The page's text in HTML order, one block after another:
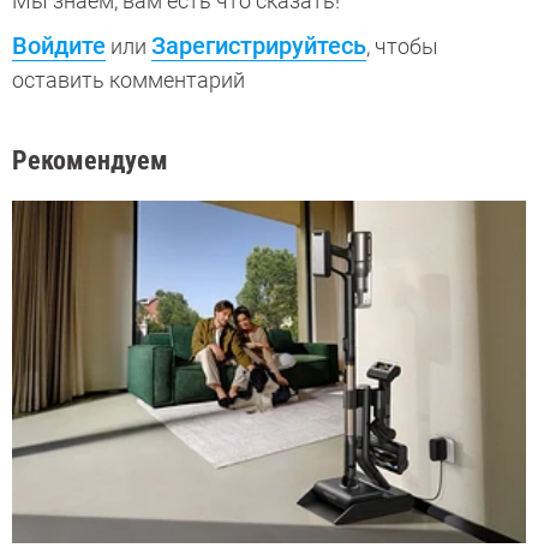
Войдите или Зарегистрируйтесь, чтобы
оставить комментарий
Рекомендуем